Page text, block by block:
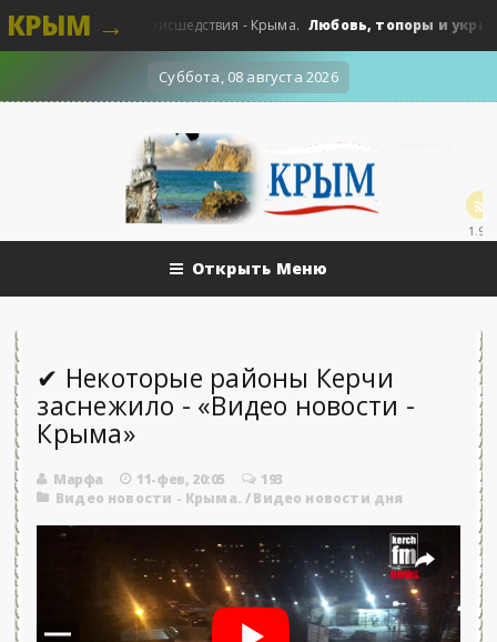
КРЫМ →
0 Происшедствия - Крыма. Любовь, топоры и
Суббота, 08 августа 2026
1.9k
Открыть Меню
✔ Некоторые районы Керчи
заснежило - «Видео новости -
Крыма»
Марфа 11-фев, 20:05
193
Видео новости - Крыма./Видео новости дня